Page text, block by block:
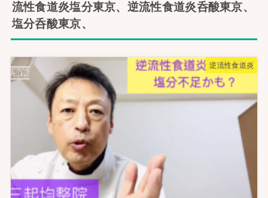
流性食道炎塩分東京、逆流性食道炎呑酸東京、
塩分呑酸東京、
逆流性食道炎